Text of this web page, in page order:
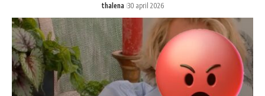
thalena 30 april 2026